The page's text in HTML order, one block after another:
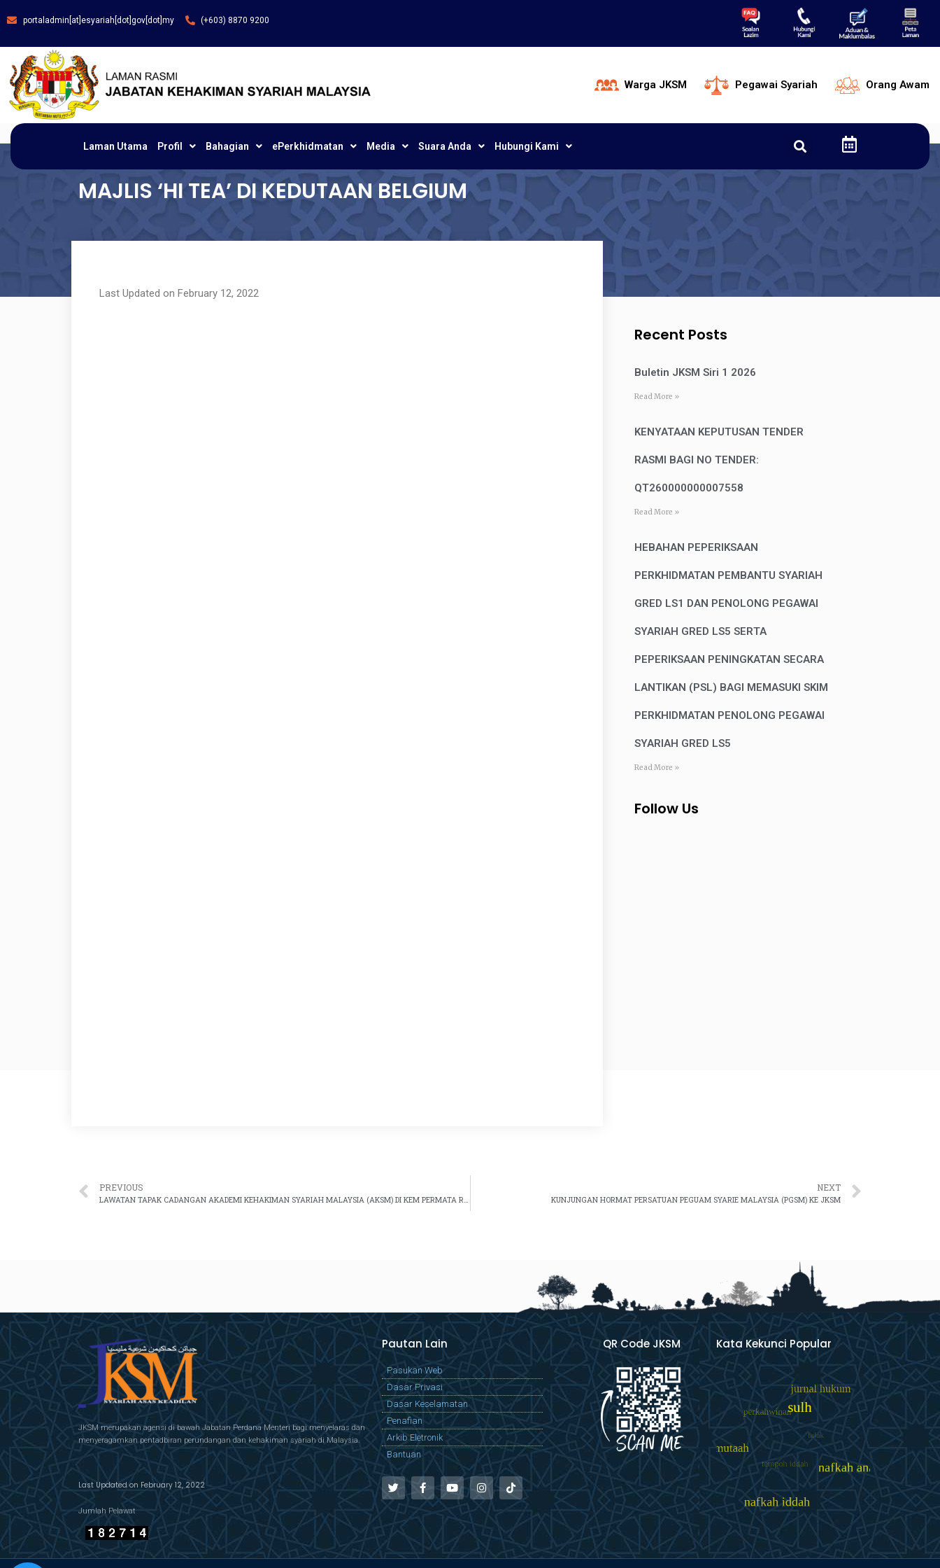
portaladmin[at]esyariah[dot]gov[dot]my (+603) 8870 9200
Warga JKSM Pegawai Syariah Orang Awam
Laman Utama Profil Bahagian ePerkhidmatan Media Suara Anda Hubungi Kami
MAJLIS ‘HI TEA’ DI KEDUTAAN BELGIUM
Last Updated on February 12, 2022
Recent Posts
Buletin JKSM Siri 1 2026
Read More »
KENYATAAN KEPUTUSAN TENDER
RASMI BAGI NO TENDER:
QT260000000007558
Read More »
HEBAHAN PEPERIKSAAN
PERKHIDMATAN PEMBANTU SYARIAH
GRED LS1 DAN PENOLONG PEGAWAI
SYARIAH GRED LS5 SERTA
PEPERIKSAAN PENINGKATAN SECARA
LANTIKAN (PSL) BAGI MEMASUKI SKIM
PERKHIDMATAN PENOLONG PEGAWAI
SYARIAH GRED LS5
Read More »
Follow Us
PREVIOUS
LAWATAN TAPAK CADANGAN AKADEMI KEHAKIMAN SYARIAH MALAYSIA (AKSM) DI KEM PERMATA RESORT, ALOR GAJAH, MELAKA
NEXT
KUNJUNGAN HORMAT PERSATUAN PEGUAM SYARIE MALAYSIA (PGSM) KE JKSM
JKSM merupakan agensi di bawah Jabatan Perdana Menteri bagi menyelaras dan
menyeragamkan pentadbiran perundangan dan kehakiman syariah di Malaysia.
Last Updated on February 12, 2022
Jumlah Pelawat
Pautan Lain
Pasukan Web
Dasar Privasi
Dasar Keselamatan
Penafian
Arkib Eletronik
Bantuan
QR Code JKSM Kata Kekunci Popular